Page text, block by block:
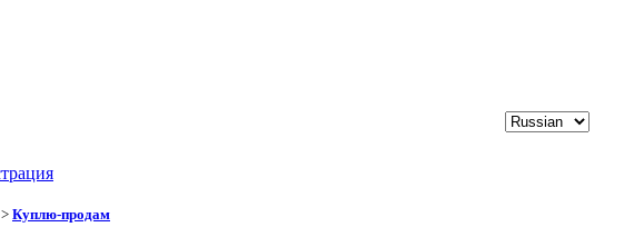
> Куплю-продам